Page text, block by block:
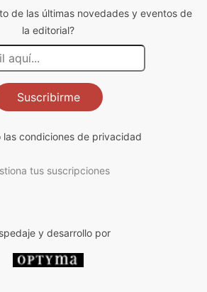
de las últimas novedades y eventos de
la editorial?
Suscribirme
las condiciones de privacidad
tus suscripciones
y desarrollo por